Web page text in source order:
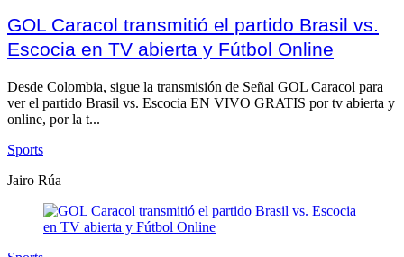
GOL Caracol transmitió el partido Brasil vs.
Escocia en TV abierta y Fútbol Online
Desde Colombia, sigue la transmisión de Señal GOL Caracol para
ver el partido Brasil vs. Escocia EN VIVO GRATIS por tv abierta y
online, por la t...
Sports
Jairo Rúa